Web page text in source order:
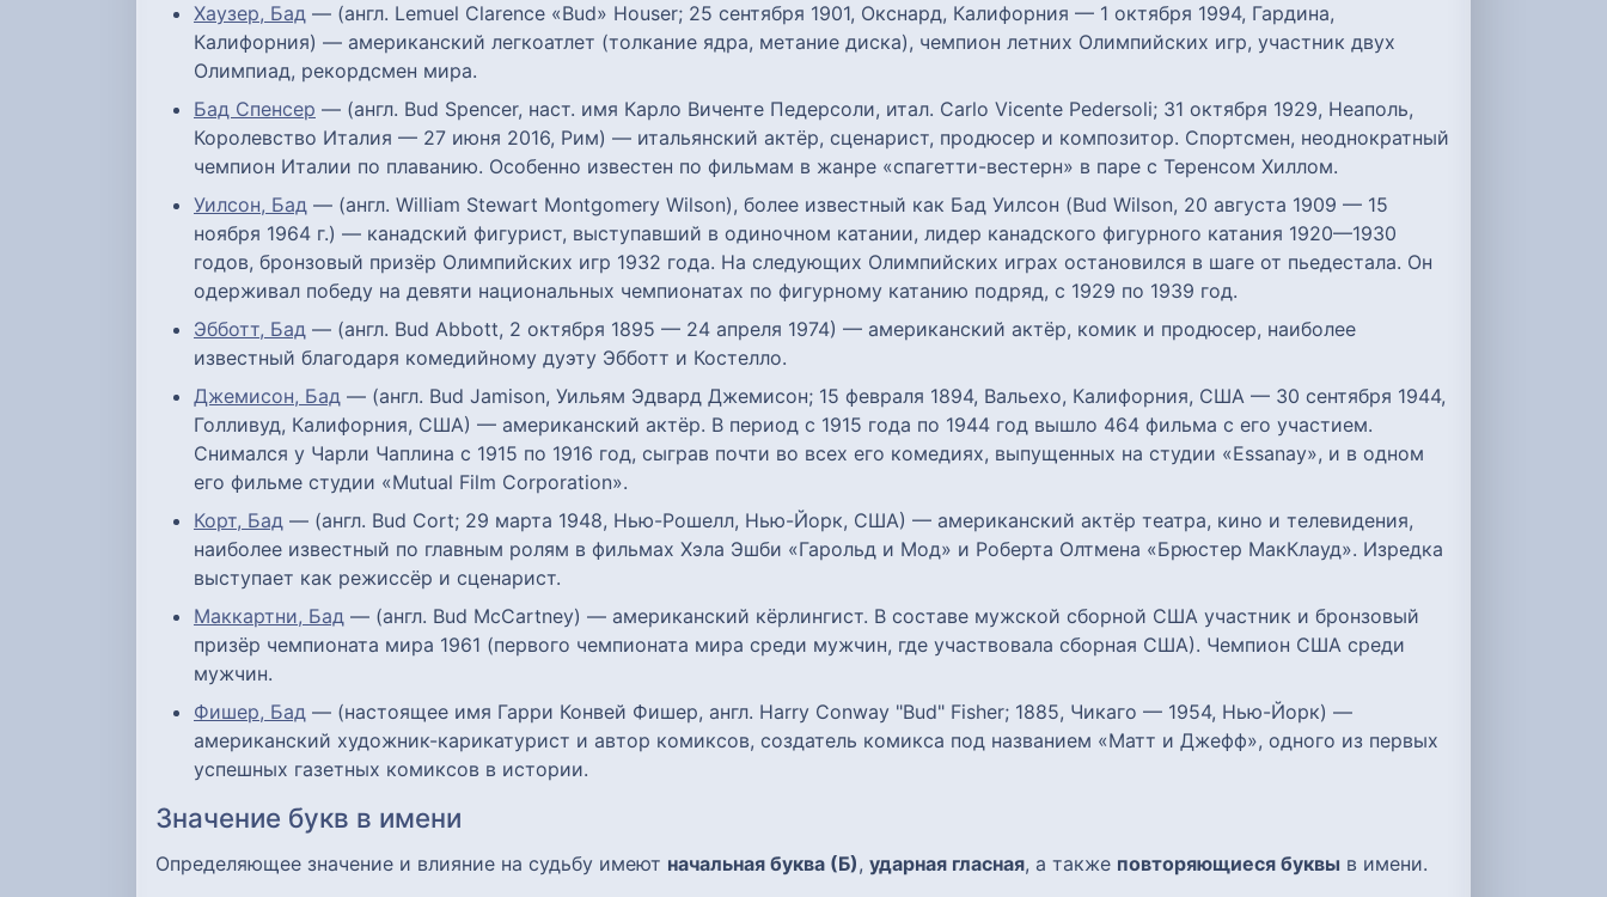
Хаузер, Бад — (англ. Lemuel Clarence «Bud» Houser; 25 сентября 1901, Окснард, Калифорния — 1 октября 1994, Гардина,
Калифорния) — американский легкоатлет (толкание ядра, метание диска), чемпион летних Олимпийских игр, участник двух
Олимпиад, рекордсмен мира.
Бад Спенсер — (англ. Bud Spencer, наст. имя Карло Виченте Педерсоли, итал. Carlo Vicente Pedersoli; 31 октября 1929, Неаполь,
Королевство Италия — 27 июня 2016, Рим) — итальянский актёр, сценарист, продюсер и композитор. Спортсмен, неоднократный
чемпион Италии по плаванию. Особенно известен по фильмам в жанре «спагетти-вестерн» в паре с Теренсом Хиллом.
Уилсон, Бад — (англ. William Stewart Montgomery Wilson), более известный как Бад Уилсон (Bud Wilson, 20 августа 1909 — 15
ноября 1964 г.) — канадский фигурист, выступавший в одиночном катании, лидер канадского фигурного катания 1920—1930
годов, бронзовый призёр Олимпийских игр 1932 года. На следующих Олимпийских играх остановился в шаге от пьедестала. Он
одерживал победу на девяти национальных чемпионатах по фигурному катанию подряд, с 1929 по 1939 год.
Эбботт, Бад — (англ. Bud Abbott, 2 октября 1895 — 24 апреля 1974) — американский актёр, комик и продюсер, наиболее
известный благодаря комедийному дуэту Эбботт и Костелло.
Джемисон, Бад — (англ. Bud Jamison, Уильям Эдвард Джемисон; 15 февраля 1894, Вальехо, Калифорния, США — 30 сентября 1944,
Голливуд, Калифорния, США) — американский актёр. В период с 1915 года по 1944 год вышло 464 фильма с его участием.
Снимался у Чарли Чаплина с 1915 по 1916 год, сыграв почти во всех его комедиях, выпущенных на студии «Essanay», и в одном
его фильме студии «Mutual Film Corporation».
Корт, Бад — (англ. Bud Cort; 29 марта 1948, Нью-Рошелл, Нью-Йорк, США) — американский актёр театра, кино и телевидения,
наиболее известный по главным ролям в фильмах Хэла Эшби «Гарольд и Мод» и Роберта Олтмена «Брюстер МакКлауд». Изредка
выступает как режиссёр и сценарист.
Маккартни, Бад — (англ. Bud McCartney) — американский кёрлингист. В составе мужской сборной США участник и бронзовый
призёр чемпионата мира 1961 (первого чемпионата мира среди мужчин, где участвовала сборная США). Чемпион США среди
мужчин.
Фишер, Бад — (настоящее имя Гарри Конвей Фишер, англ. Harry Conway "Bud" Fisher; 1885, Чикаго — 1954, Нью-Йорк) —
американский художник-карикатурист и автор комиксов, создатель комикса под названием «Матт и Джефф», одного из первых
успешных газетных комиксов в истории.
Значение букв в имени
Определяющее значение и влияние на судьбу имеют начальная буква (Б), ударная гласная, а также повторяющиеся буквы в имени.